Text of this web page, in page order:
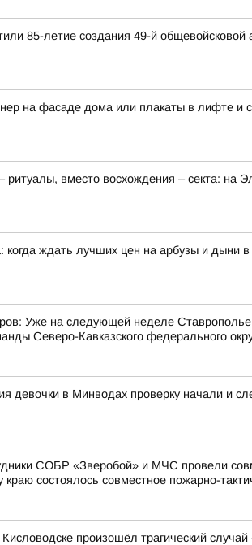
85-летие создания 49-й общевойсковой
на фасаде дома или плакаты в лифте и
ритуалы, вместо восхождения – секта: на
когда ждать лучших цен на арбузы и дыни в
Уже на следующей неделе Ставрополье
Северо-Кавказского федерального
девочки в Минводах проверку начали и
СОБР «Зверобой» и МЧС провели
состоялось совместное пожарно-
произошёл трагический